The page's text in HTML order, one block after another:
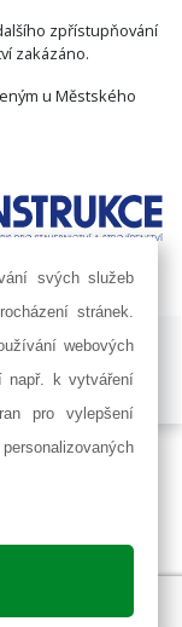
zpřístupňování
zakázáno.
u Městského
a.s. |
Nastavení
svých služeb
stránek.
webových
např. k vytváření
pro vylepšení